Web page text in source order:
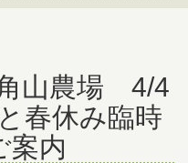
山農場 4/4
春休み臨時
案内